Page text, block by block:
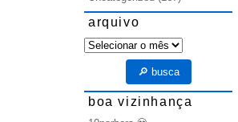
arquivo
arquivo
🔎 busca
boa vizinhança